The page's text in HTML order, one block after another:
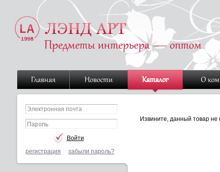
Главная Новости Каталог О
регистрация забыли пароль?
Извините, данный товар не